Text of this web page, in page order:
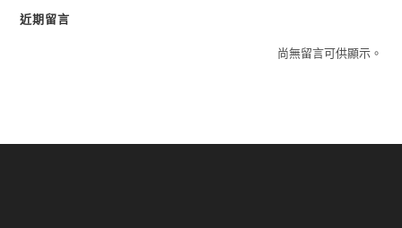
近期留言
尚無留言可供顯示。